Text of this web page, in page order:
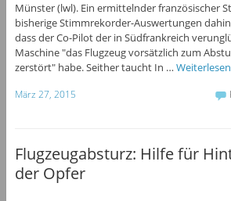
Münster (lwl). Ein ermittelnder französischer
bisherige Stimmrekorder-Auswertungen
dass der Co-Pilot der in Südfrankreich
Maschine "das Flugzeug vorsätzlich zum
zerstört" habe. Seither taucht In … Weiterlesen
März 27, 2015
Flugzeugabsturz: Hilfe für
der Opfer